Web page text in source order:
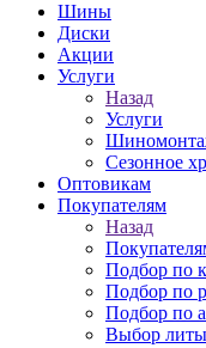
Шины
Диски
Акции
Услуги
Назад
Услуги
Сезонное
Оптовикам
Покупателям
Назад
Подбор по
Подбор по
Подбор по
Выбор